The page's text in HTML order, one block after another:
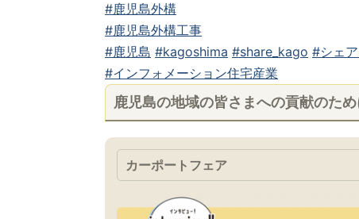
#鹿児島外構
#鹿児島外構工事
#鹿児島 #kagoshima #share_kago #シェ
#インフォメーション住宅産業
鹿児島の地域の皆さまへの貢献のた
カーポートフェア